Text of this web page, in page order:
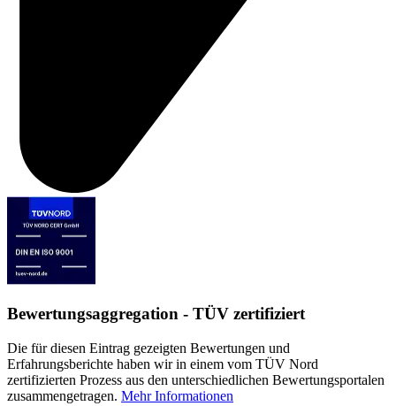
Bewertungsaggregation - TÜV zertifiziert
Die für diesen Eintrag gezeigten Bewertungen und
Erfahrungsberichte haben wir in einem vom TÜV Nord
zertifizierten Prozess aus den unterschiedlichen Bewertungsportalen
zusammengetragen. Mehr Informationen